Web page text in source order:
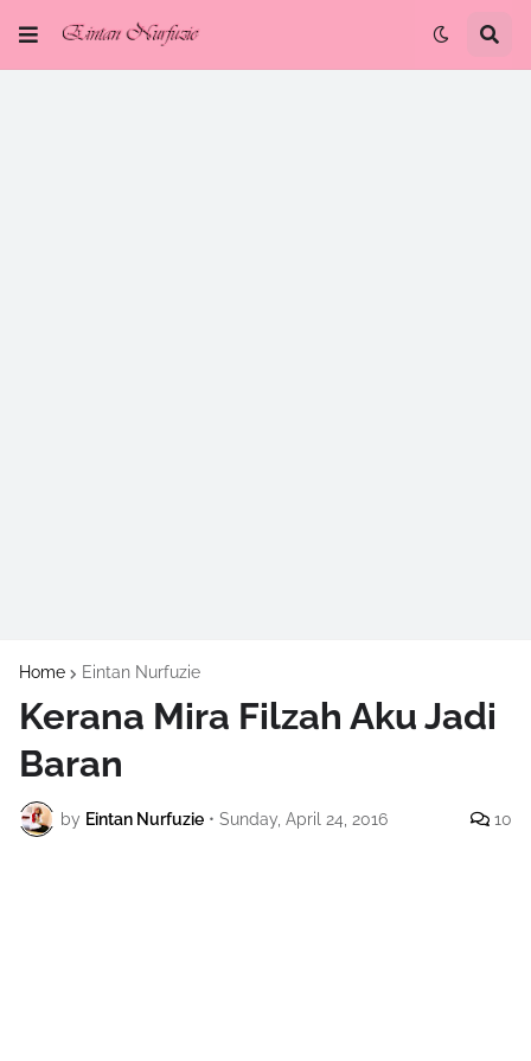
Home Eintan Nurfuzie
Kerana Mira Filzah Aku Jadi
Baran
by Eintan Nurfuzie • Sunday, April 24, 2016 10